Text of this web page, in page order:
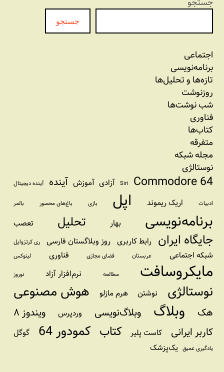
جستجو
اجتماعی
برنامه‏‌نویسی
تازه‌‌ها و تحلیل‌ها
روزنوشت
شب نوشت‌ها
فناوری
کتاب‌ها
متفرقه
مجله شبکه
نوستالژی
Commodore 64
Siri آزادی آموزش آینده آینده دیجیتال
ادبیات اریک ریموند اپل بازی باغ‌های محصور بالمر
برنامه‌نویسی بهار تحلیل تعصب
جایگاه ایران رابط کاربری روز وبلاگستان فارسی ری کرتزوایل
شبکه اجتماعی عربستان فضای مجازی فناوری لینوکس
مایکروسافت مطالعه نرم‌افزار آزاد نوروز
نوستالژی نوشتن هرم مازلو هوش مصنوعی
هک وبلاگ وبلاگ‌نویسی وردپرس
ویندوز ۸
کاربر ایرانی
کاست پلیر کتاب کمودور 64 گوگل
یادگیری عمیق یک‌پزشک